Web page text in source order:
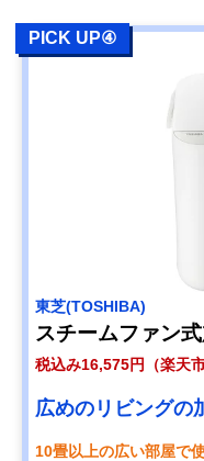
PICK UP④
東芝(TOSHIBA)
スチームファン
税込み16,575円（楽天市
広めのリビングの
10畳以上の広い部屋で